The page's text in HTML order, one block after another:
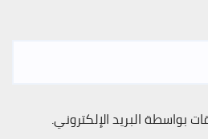
بواسطة البريد الإلكتروني.